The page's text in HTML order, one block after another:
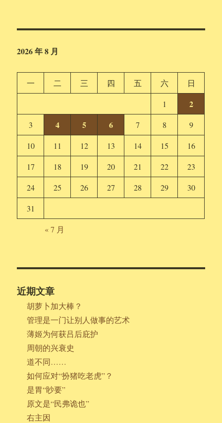
2026 年 8 月
一 二 三 四 五 六
日
1
2
3 4 5 6 7 8
9
10
11 12 13 14 15
16
17
18 19 20 21 22
23
24
25 26 27 28 29
30
31
« 7 月
近期文章
胡萝卜加大棒？
管理是一门让别人做事的艺术
薄姬为何获吕后庇护
周朝的兴衰史
道不同……
如何应对“扮猪吃老虎”？
是胃“眇要”
原文是“民弗诡也”
右主因